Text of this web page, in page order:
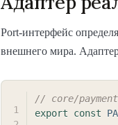
Port-интерфейс
внешнего мира.
// core/
export
const